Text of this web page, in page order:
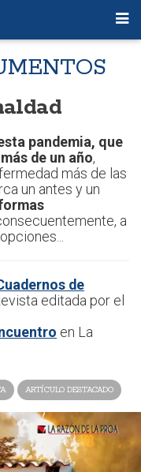
pandemia, que
de un año,
más de las
un antes y un
a
de
editada por el
en La
ARTÍCULO DESTACADO